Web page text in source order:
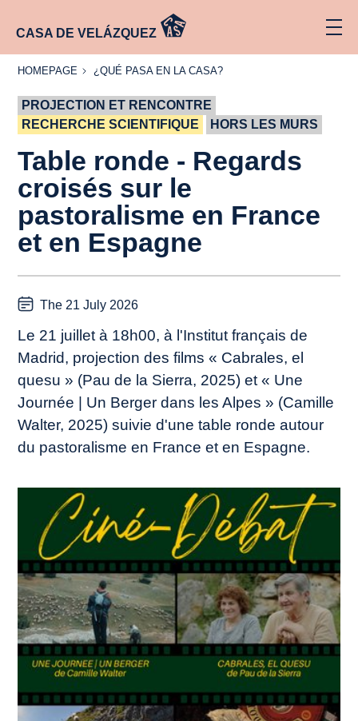
CASA DE VELÁZQUEZ
HOMEPAGE
HOMEPAGE
¿QUÉ
CASA?
¿QUÉ PASA EN LA CASA?
PROJECTION ET RENCONTRE
RECHERCHE SCIENTIFIQUE
HORS LES MURS
Table ronde - Regards
croisés sur le
pastoralisme en France
et en Espagne
The 21 July 2026
Le 21 juillet à 18h00, à l'Institut français de
Madrid, projection des films « Cabrales, el
quesu » (Pau de la Sierra, 2025) et « Une
Journée | Un Berger dans les Alpes » (Camille
Walter, 2025) suivie d'une table ronde autour
du pastoralisme en France et en Espagne.